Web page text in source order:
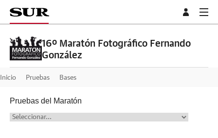
16º Maratón Fotográfico Fernando
González
Inicio Pruebas Bases
Pruebas del Maratón